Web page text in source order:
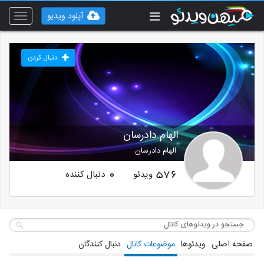
Toggle
آپلود ویدیو
الهام دادرسان
الهام دادرسان
دنبال کردن
576 ویدئو 0 دنبال کننده
صفحه اصلی ویدئوها موضوعات کانال دنبال کنندگان